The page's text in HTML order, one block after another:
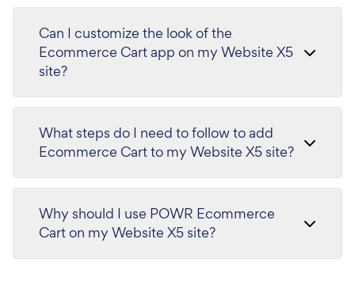
Can I customize the look of the
Ecommerce Cart app on my Website X5
site?
What steps do I need to follow to add
Ecommerce Cart to my Website X5 site?
Why should I use POWR Ecommerce
Cart on my Website X5 site?